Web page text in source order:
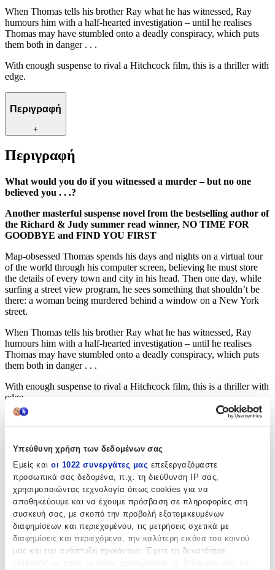
Υπεύθυνη χρήση των δεδομένων σας
Εμείς και οι 1022 συνεργάτες μας επεξεργαζόμαστε
προσωπικά σας δεδομένα, π.χ. τη διεύθυνση IP σας,
χρησιμοποιώντας τεχνολογία όπως cookies για να
αποθηκεύουμε και να έχουμε πρόσβαση σε πληροφορίες στη
συσκευή σας, με σκοπό την προβολή εξατομικευμένων
διαφημίσεων και περιεχομένου, τις μετρήσεις σχετικά με
διαφημίσεις και περιεχόμενο, την καλύτερη εικόνα του κοινού
μας και την ανάπτυξη προϊόντων. Έχετε τη δυνατότητα
When Thomas tells his brother Ray what he has witnessed, Ray
humours him with a half-hearted investigation – until he realises
Thomas may have stumbled onto a deadly conspiracy, which puts
them both in danger . . .
With enough suspense to rival a Hitchcock film, this is a thriller with
edge.
Περιγραφή
+
Περιγραφή
What would you do if you witnessed a murder – but no one
believed you . . .?
Another masterful suspense novel from the bestselling author of
the Richard & Judy summer read winner, NO TIME FOR
GOODBYE and FIND YOU FIRST
Map-obsessed Thomas spends his days and nights on a virtual tour
of the world through his computer screen, believing he must store
the details of every town and city in his head. Then one day, while
surfing a street view program, he sees something that shouldn’t be
there: a woman being murdered behind a window on a New York
street.
When Thomas tells his brother Ray what he has witnessed, Ray
humours him with a half-hearted investigation – until he realises
Thomas may have stumbled onto a deadly conspiracy, which puts
them both in danger . . .
With enough suspense to rival a Hitchcock film, this is a thriller with
edge.
Χαρακτηριστικά
Συγγραφέας:
Linwood Barclay
Εκδότης:
Orion (an Imprint of The Orion Publishing Group Ltd )
Ημερομηνία Έκδοσης
09/07/2013